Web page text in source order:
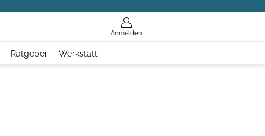
Anmelden
Ratgeber Werkstatt